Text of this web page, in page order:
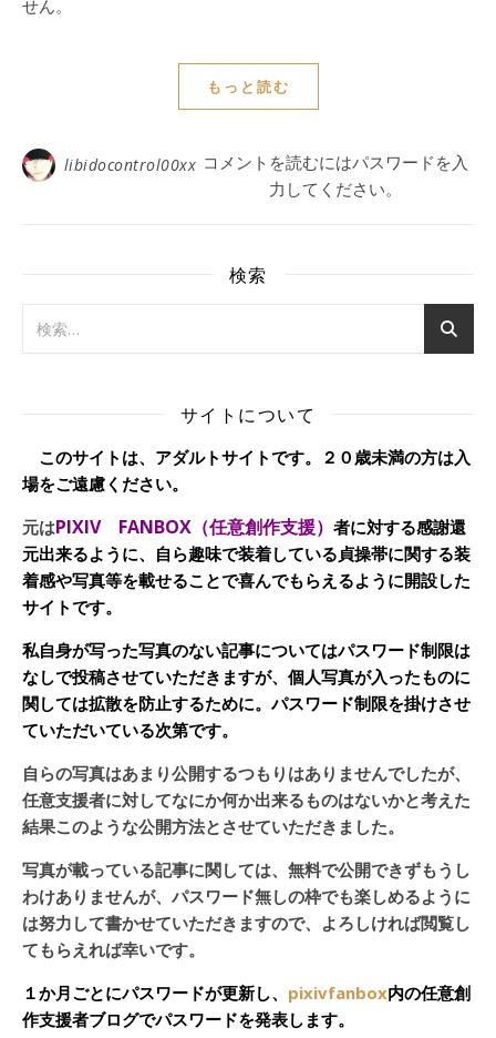
せん。
もっと読む
libidocontrol00xx コメントを読むにはパスワードを入
力してください。
検索
サイトについて
このサイトは、アダルトサイトです。２０歳未満の方は入
場をご遠慮ください。
元はPIXIV FANBOX（任意創作支援） 者に対する感謝還
元出来るように、自ら趣味で装着している貞操帯に関する装
着感や写真等を載せることで喜んでもらえるように開設した
サイトです。
私自身が写った写真のない記事についてはパスワード制限は
なしで投稿させていただきますが、個人写真が入ったものに
関しては拡散を防止するために。パスワード制限を掛けさせ
ていただいている次第です。
自らの写真はあまり公開するつもりはありませんでしたが、
任意支援者に対してなにか何か出来るものはないかと考えた
結果このような公開方法とさせていただきました。
写真が載っている記事に関しては、無料で公開できずもうし
わけありませんが、パスワード無しの枠でも楽しめるように
は努力して書かせていただきますので、よろしければ閲覧し
てもらえれば幸いです。
１か月ごとにパスワードが更新し、 pixivfanbox内の任意創
作支援者ブログでパスワードを発表します。